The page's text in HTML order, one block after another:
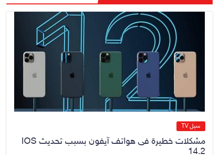
عسكري أمريكي في بعض قواعد
الإقليم
8 أغسطس، 2026 No Comment
الدخيل يتابع ميدانياً سير العمل في
المشاريع الاستراتيجية بالموصل
ويشدد على ضرورة إنجازها
سيل TV
مشكلات خطيرة فى هواتف آيفون بسبب تحديث IOS
14.2